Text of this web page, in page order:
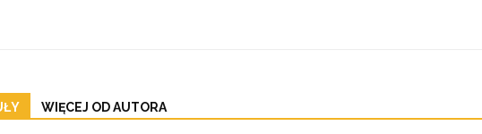
WIĘCEJ OD AUTORA